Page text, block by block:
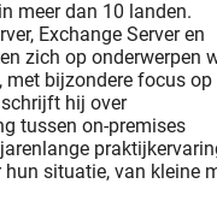
meer dan 10 landen.
Exchange Server en
zich op onderwerpen
bijzondere focus op
hij over
tussen on-premises
situatie, van kleine